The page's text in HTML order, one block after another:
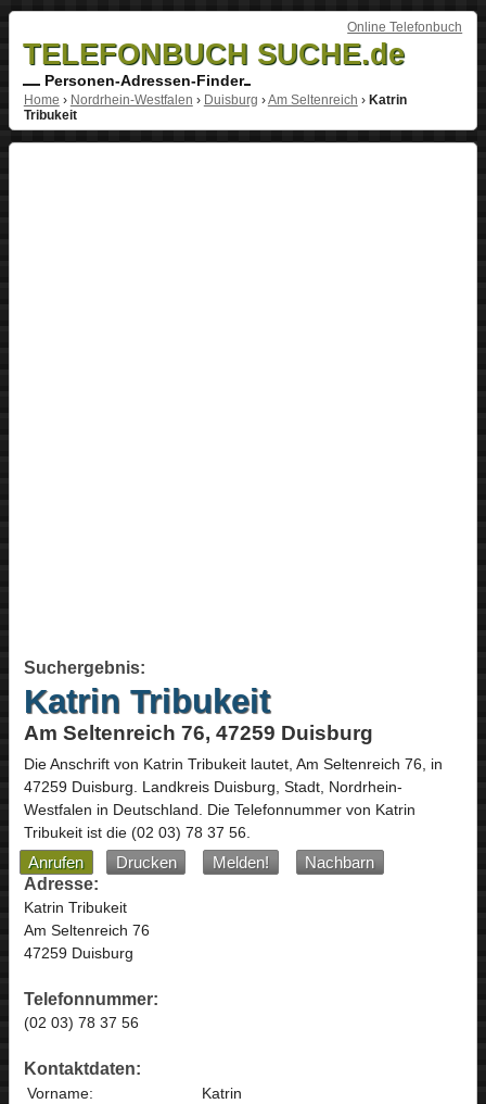
Online Telefonbuch
TELEFONBUCH SUCHE.de
Personen-Adressen-Finder
Home › Nordrhein-Westfalen › Duisburg ›Am Seltenreich › Katrin
Tribukeit
Suchergebnis:
Katrin Tribukeit
Am Seltenreich 76, 47259 Duisburg
Die Anschrift von Katrin Tribukeitlautet, Am Seltenreich 76, in
47259 Duisburg. Landkreis Duisburg, Stadt, Nordrhein-
Westfalen in Deutschland. Die Telefonnummer von Katrin
Tribukeit ist die (02 03) 78 37 56.
Anrufen Drucken Melden!
Nachbarn
Adresse:
Katrin Tribukeit
Am Seltenreich 76
47259 Duisburg
Telefonnummer:
(02 03) 78 37 56
Kontaktdaten:
Vorname:
Katrin